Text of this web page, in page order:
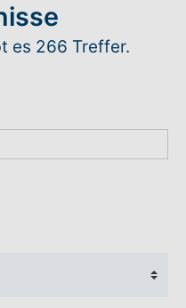
es 266 Treffer.